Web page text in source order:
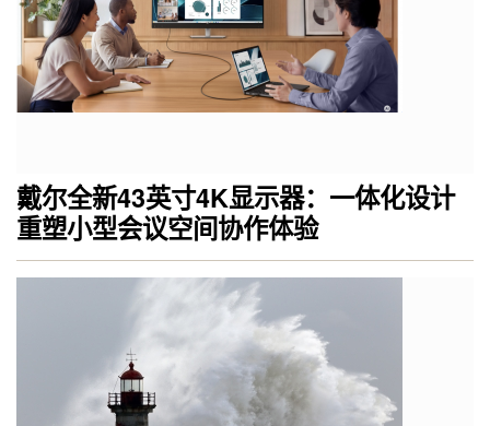
戴尔全新43英寸4K显示器：一体化设计
重塑小型会议空间协作体验